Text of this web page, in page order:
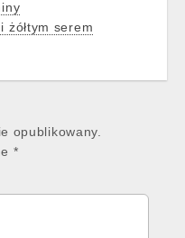
żółtym serem
opublikowany.
*